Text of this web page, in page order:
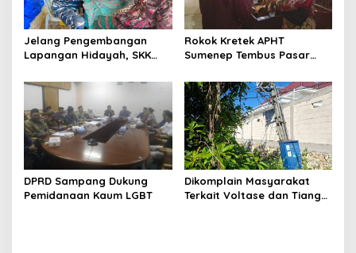
Jelang Pengembangan
Lapangan Hidayah, SKK
Perkuat Sinergi dengan
Nelayan Sampang
Rokok Kretek APHT
Sumenep Tembus Pasar
DPRD Sampang Dukung
Pemidanaan Kaum LGBT
Dikomplain Masyarakat
Terkait Voltase dan Tiang